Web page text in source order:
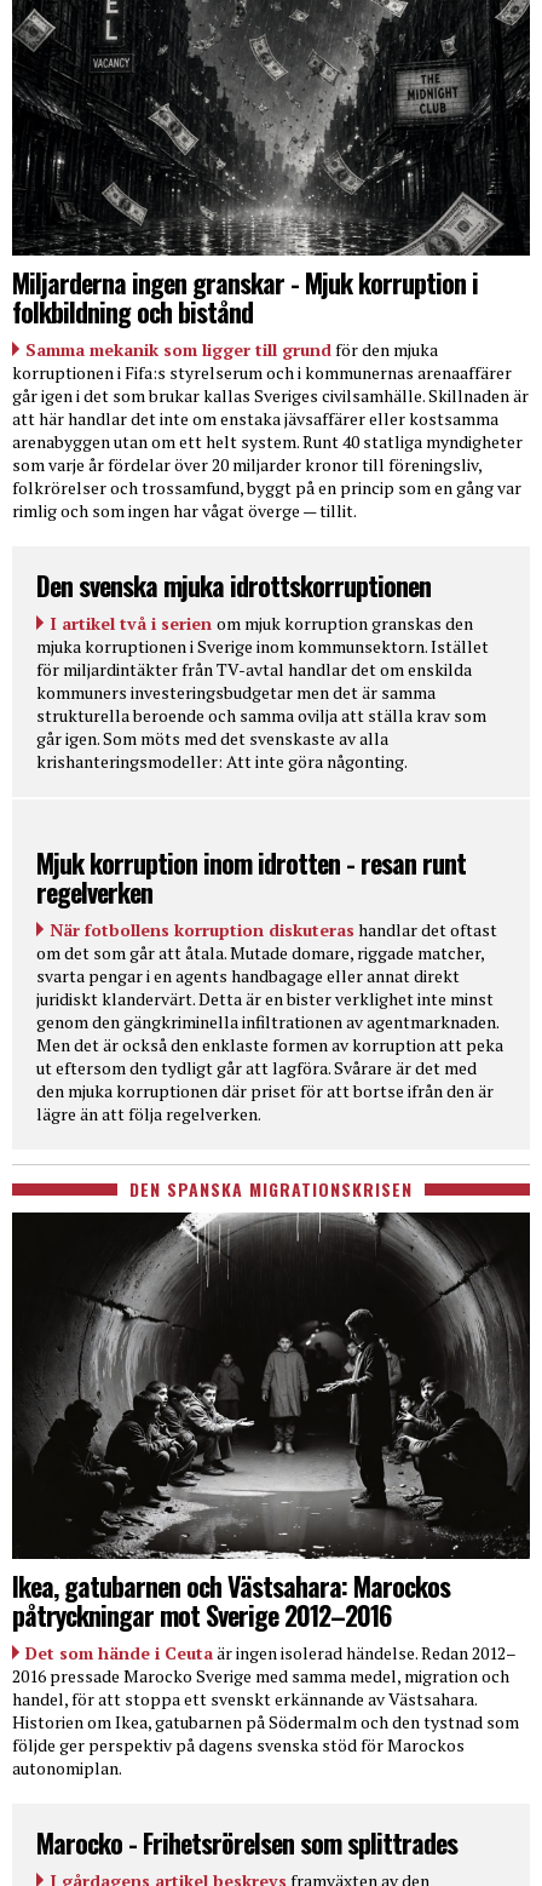
Miljarderna ingen granskar - Mjuk korruption i
folkbildning och bistånd
Samma mekanik som ligger till grundför den mjuka
korruptionen i Fifa:s styrelserum och i kommunernas arenaaffärer
går igen i det som brukar kallas Sveriges civilsamhälle. Skillnaden är
att här handlar det inte om enstaka jävsaffärer eller kostsamma
arenabyggen utan om ett helt system. Runt 40 statliga myndigheter
som varje år fördelar över 20 miljarder kronor till föreningsliv,
folkrörelser och trossamfund, byggt på en princip som en gång var
rimlig och som ingen har vågat överge — tillit.
Den svenska mjuka idrottskorruptionen
I artikel två i serien om mjuk korruption granskas den
mjuka korruptionen i Sverige inom kommunsektorn. Istället
för miljardintäkter från TV-avtal handlar det om enskilda
kommuners investeringsbudgetar men det är samma
strukturella beroende och samma ovilja att ställa krav som
går igen. Som möts med det svenskaste av alla
krishanteringsmodeller: Att inte göra någonting.
Mjuk korruption inom idrotten - resan runt
regelverken
När fotbollens korruption diskuteras handlar det oftast
om det som går att åtala. Mutade domare, riggade matcher,
svarta pengar i en agents handbagage eller annat direkt
juridiskt klandervärt. Detta är en bister verklighet inte minst
genom den gängkriminella infiltrationen av agentmarknaden.
Men det är också den enklaste formen av korruption att peka
ut eftersom den tydligt går att lagföra. Svårare är det med
den mjuka korruptionen där priset för att bortse ifrån den är
lägre än att följa regelverken.
DEN SPANSKA MIGRATIONSKRISEN
Ikea, gatubarnen och Västsahara: Marockos
påtryckningar mot Sverige 2012–2016
Det som hände i Ceutaär ingen isolerad händelse. Redan 2012–
2016 pressade Marocko Sverige med samma medel, migration och
handel, för att stoppa ett svenskt erkännande av Västsahara.
Historien om Ikea, gatubarnen på Södermalm och den tystnad som
följde ger perspektiv på dagens svenska stöd för Marockos
autonomiplan.
Marocko - Frihetsrörelsen som splittrades
I gårdagens artikel beskrevs framväxten av den